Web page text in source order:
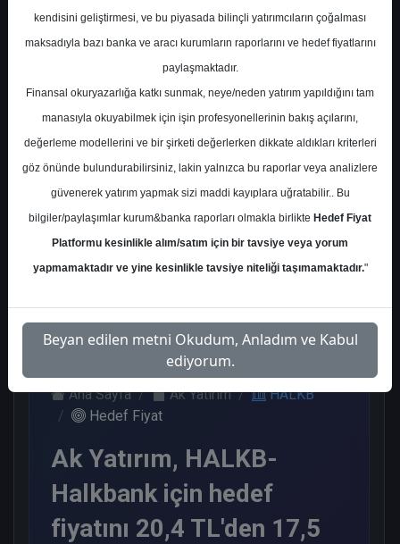
En Yüksek Tahmin 100,00 ₺
Ortalama Fiyat Tahmini 48,65 ₺
Ortalama Getiri Potansiyeli %31.42
Kurum Sayısı
12
Al
2
Tut
7
Endeks Altı
3
Pazartesi, 12 Mayıs 2025
Ana Sayfa Ak Yatırım
HALKB
Hedef Fiyat
Ak Yatırım, HALKB-
Halkbank için hedef
fiyatını 20,4 TL'den 17,5
kendisini geliştirmesi, ve bu piyasada bilinçli yatırımcıların çoğalması
maksadıyla bazı banka ve aracı kurumların raporlarını ve hedef fiyatlarını
paylaşmaktadır.
Finansal okuryazarlığa katkı sunmak, neye/neden yatırım yapıldığını tam
manasıyla okuyabilmek için işin profesyonellerinin bakış açılarını,
değerleme modellerini ve bir şirketi değerlerken dikkate aldıkları kriterleri
göz önünde bulundurabilirsiniz, lakin yalnızca bu raporlar veya analizlere
güvenerek yatırım yapmak sizi maddi kayıplara uğratabilir.. Bu
bilgiler/paylaşımlar kurum&banka raporları olmakla birlikte Hedef Fiyat
Platformu kesinlikle alım/satım için bir tavsiye veya yorum
yapmamaktadır ve yine kesinlikle tavsiye niteliği taşımamaktadır."
Beyan edilen metni Okudum, Anladım ve Kabul
ediyorum.